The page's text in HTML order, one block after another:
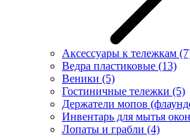
Аксессуары к тележкам
Ведра пластиковые (13)
Веники (5)
Гостиничные тележки (5)
Держатели мопов
Инвентарь для мытья окон
Лопаты и грабли (4)